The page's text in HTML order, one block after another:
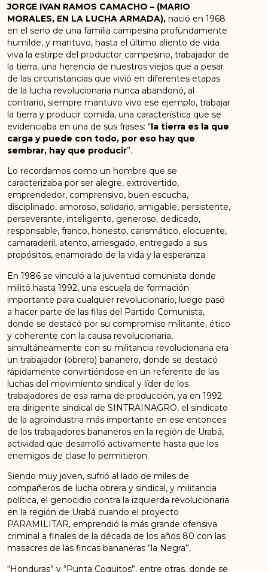
JORGE IVAN RAMOS CAMACHO – (MARIO
MORALES, EN LA LUCHA ARMADA),nació en 1968
en el seno de una familia campesina profundamente
humilde, y mantuvo, hasta el último aliento de vida
viva la estirpe del productor campesino, trabajador de
la tierra, una herencia de nuestros viejos que a pesar
de las circunstancias que vivió en diferentes etapas
de la lucha revolucionaria nunca abandonó, al
contrario, siempre mantuvo vivo ese ejemplo, trabajar
la tierra y producir comida, una característica que se
evidenciaba en una de sus frases: “la tierra es la que
carga y puede con todo, por eso hay que
sembrar, hay que producir”.
Lo recordamos como un hombre que se
caracterizaba por ser alegre, extrovertido,
emprendedor, comprensivo, buen escucha,
disciplinado, amoroso, solidario, amigable, persistente,
perseverante, inteligente, generoso, dedicado,
responsable, franco, honesto, carismático, elocuente,
camaraderil, atento, arriesgado, entregado a sus
propósitos, enamorado de la vida y la esperanza.
En 1986 se vinculó a la juventud comunista donde
militó hasta 1992, una escuela de formación
importante para cualquier revolucionario, luego pasó
a hacer parte de las filas del Partido Comunista,
donde se destacó por su compromiso militante, ético
y coherente con la causa revolucionaria,
simultáneamente con su militancia revolucionaria era
un trabajador (obrero) bananero, donde se destacó
rápidamente convirtiéndose en un referente de las
luchas del movimiento sindical y líder de los
trabajadores de esa rama de producción, ya en 1992
era dirigente sindical de SINTRAINAGRO, el sindicato
de la agroindustria más importante en ese entonces
de los trabajadores bananeros en la región de Urabá,
actividad que desarrolló activamente hasta que los
enemigos de clase lo permitieron.
Siendo muy joven, sufrió al lado de miles de
compañeros de lucha obrera y sindical, y militancia
política, el genocidio contra la izquierda revolucionaria
en la región de Urabá cuando el proyecto
PARAMILITAR, emprendió la más grande ofensiva
criminal a finales de la década de los años 80 con las
masacres de las fincas bananeras “la Negra”,
“Honduras” y “Punta Coquitos”, entre otras, donde se